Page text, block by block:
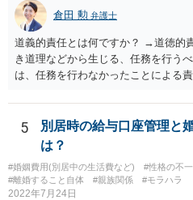
倉田 勲 弁護士
道義的責任とは何ですか？ →道徳的
き道理などから生じる、任務を行う
は、任務を行わなかったことによる
則はありませんが、道義的責任を果
を無くす、不遇を受けるなどの一般
が生じます。
5
別居時の給与口座管理と
は？
#婚姻費用(別居中の生活費など) #性格の不
#離婚すること自体
#親族関係 #モラハラ
2022年7月24日